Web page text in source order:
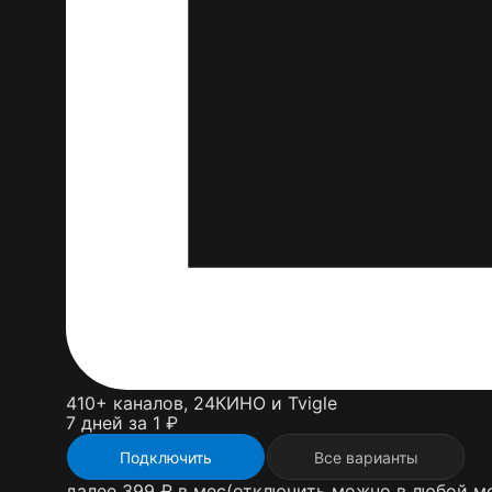
410+ каналов, 24КИНО и Tvigle
7 дней за 1 ₽
Подключить Все варианты